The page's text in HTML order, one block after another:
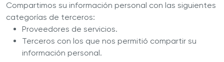
Compartimos su información personal con las siguientes
categorías de terceros:
Proveedores de servicios.
Terceros con los que nos permitió compartir su
información personal.